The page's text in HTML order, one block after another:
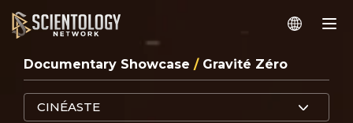
Documentary Showcase / Gravité Zéro
CINÉASTE